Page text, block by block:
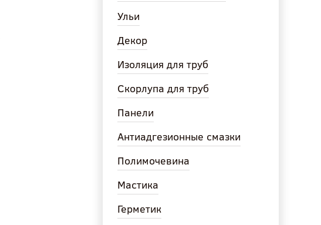
Ульи
Декор
Изоляция для труб
Скорлупа для труб
Панели
Антиадгезионные смазки
Полимочевина
Мастика
Герметик